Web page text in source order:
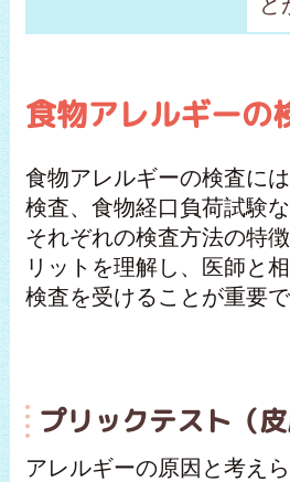
食物アレルギーの
食物アレルギーの検査に
検査、食物経口負荷試験な
それぞれの検査方法の特
リットを理解し、医師と
検査を受けることが重要で
プリックテスト（皮
アレルギーの原因と考え